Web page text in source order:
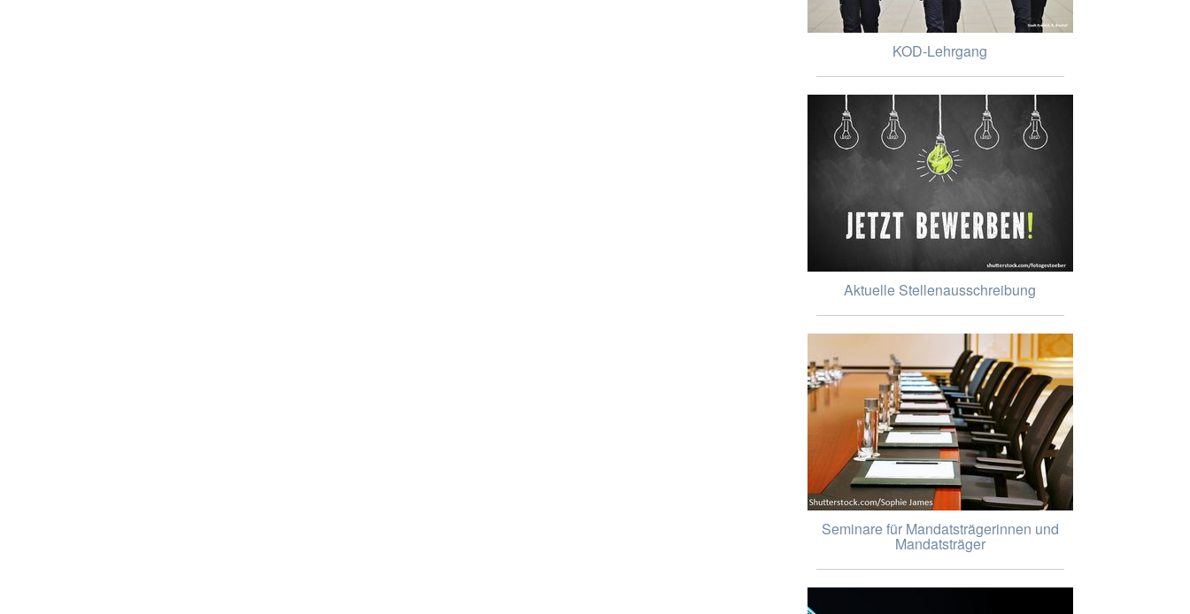
KOD-Lehrgang
Aktuelle Stellenausschreibung
Seminare für Mandatsträgerinnen und
Mandatsträger